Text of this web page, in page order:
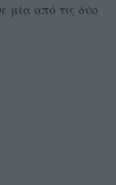
μία από τις δύο